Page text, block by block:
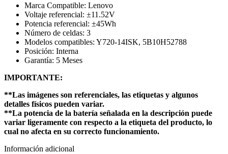
Marca Compatible: Lenovo
Voltaje referencial: ±11.52V
Potencia referencial: ±45Wh
Número de celdas: 3
Modelos compatibles: Y720-14ISK, 5B10H52788
Posición: Interna
Garantía: 5 Meses
IMPORTANTE:
**Las imágenes son referenciales, las etiquetas y algunos
detalles físicos pueden variar.
**La potencia de la batería señalada en la descripción puede
variar ligeramente con respecto a la etiqueta del producto, lo
cual no afecta en su correcto funcionamiento.
Información adicional